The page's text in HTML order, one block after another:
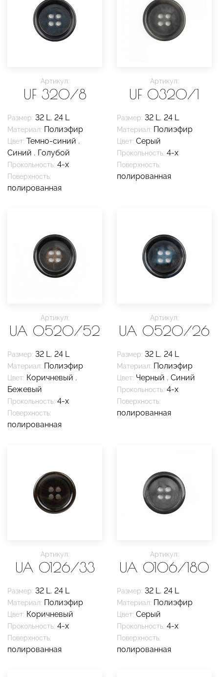
Артикул:
UF 320/8
Размер: 32 L, 24 L
Материал: Полиэфир
Цвет: Темно-синий ,
Синий , Голубой
Прокольность: 4-х
Поверхность:
полированная
Артикул:
UF 0320/1
Размер: 32 L, 24 L
Материал: Полиэфир
Цвет: Серый
Прокольность: 4-х
Поверхность:
полированная
Артикул:
UA 0520/52
Размер: 32 L, 24 L
Материал: Полиэфир
Цвет: Коричневый ,
Бежевый
Прокольность: 4-х
Поверхность:
полированная
Артикул:
UA 0520/26
Размер: 32 L, 24 L
Материал: Полиэфир
Цвет: Черный , Синий
Прокольность: 4-х
Поверхность:
полированная
Артикул:
UA 0126/33
Размер: 32 L, 24 L
Материал: Полиэфир
Цвет: Коричневый
Прокольность: 4-х
Поверхность:
полированная
Артикул:
UA 0106/180
Размер: 32 L, 24 L
Материал: Полиэфир
Цвет: Серый
Прокольность: 4-х
Поверхность:
полированная